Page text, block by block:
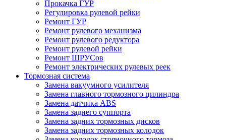
Прокачка ГУР
Регулировка рулевой рейки
Ремонт ГУР
Ремонт рулевого механизма
Ремонт рулевого редуктора
Ремонт рулевой рейки
Ремонт ШРУСов
Ремонт электрических рулевых реек
Тормозная система
Замена вакуумного усилителя
Замена главного тормозного цилиндра
Замена датчика ABS
Замена заднего суппорта
Замена задних тормозных дисков
Замена задних тормозных колодок